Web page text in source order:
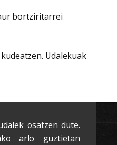
bortziritarrei
Udalekuak
osatzen dute.
arlo guztietan